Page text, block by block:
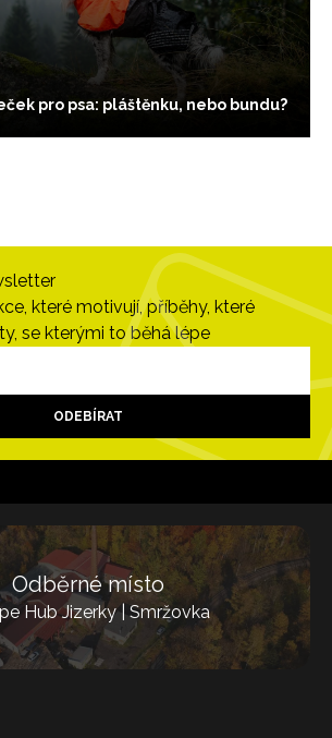
pro psa: pláštěnku, nebo bundu?
které motivují, příběhy, které
se kterými to běhá lépe
ODEBÍRAT
Odběrné místo
Hub Jizerky | Smržovka